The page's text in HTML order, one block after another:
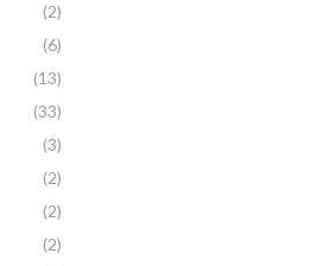
(2)
(6)
(13)
(33)
(3)
(2)
(2)
(2)